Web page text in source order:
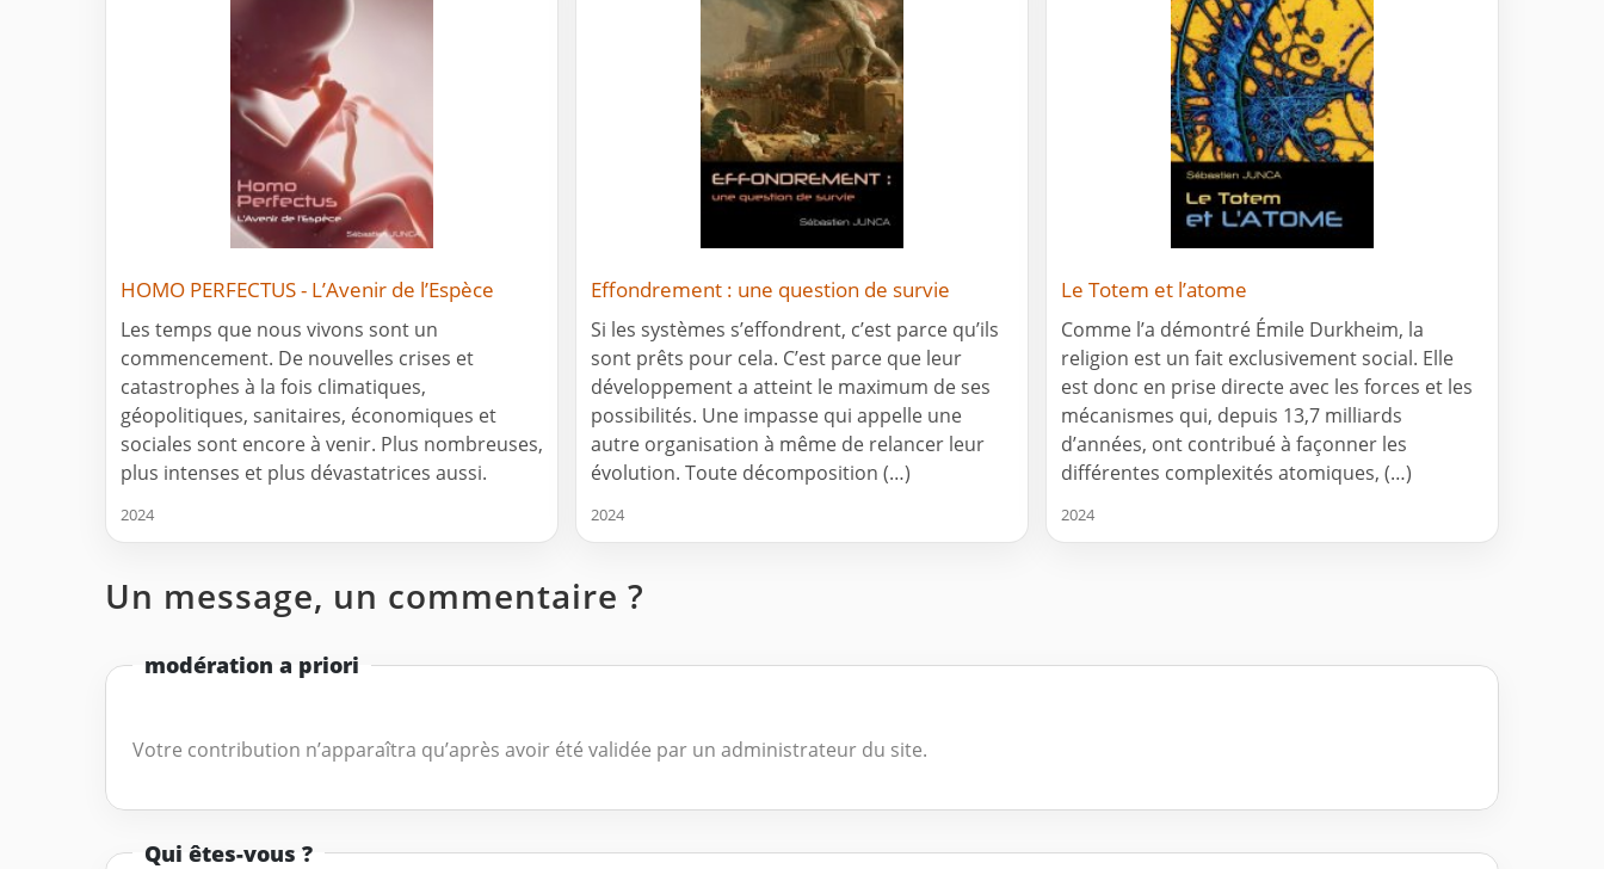
HOMO PERFECTUS - L’Avenir de l’Espèce
Les temps que nous vivons sont un
commencement. De nouvelles crises et
catastrophes à la fois climatiques,
géopolitiques, sanitaires, économiques et
sociales sont encore à venir. Plus nombreuses,
plus intenses et plus dévastatrices aussi.
2024
Effondrement : une question de survie
Si les systèmes s’effondrent, c’est parce qu’ils
sont prêts pour cela. C’est parce que leur
développement a atteint le maximum de ses
possibilités. Une impasse qui appelle une
autre organisation à même de relancer leur
évolution. Toute décomposition (…)
2024
Le Totem et l’atome
Comme l’a démontré Émile Durkheim, la
religion est un fait exclusivement social. Elle
est donc en prise directe avec les forces et les
mécanismes qui, depuis 13,7 milliards
d’années, ont contribué à façonner les
différentes complexités atomiques, (…)
2024
Un message, un commentaire ?
modération a priori
Votre contribution n’apparaîtra qu’après avoir été validée par un administrateur du site.
Qui êtes-vous ?